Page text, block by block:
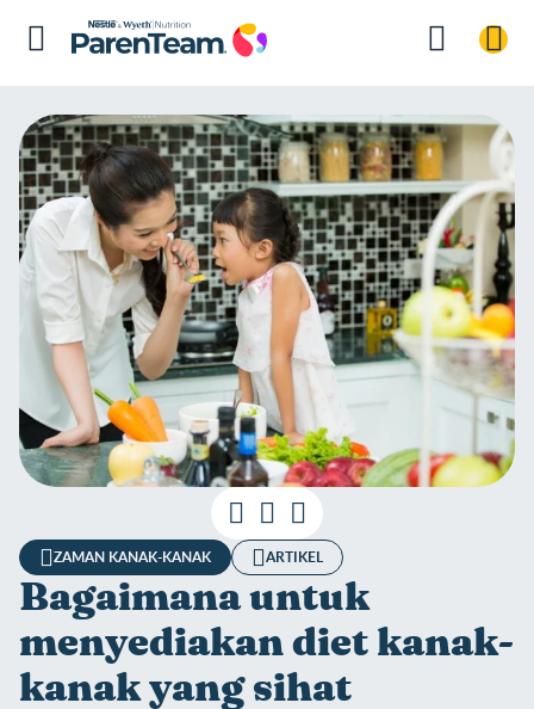
ZAMAN KANAK-KANAK ARTIKEL
Bagaimana untuk
menyediakan diet kanak-
kanak yang sihat